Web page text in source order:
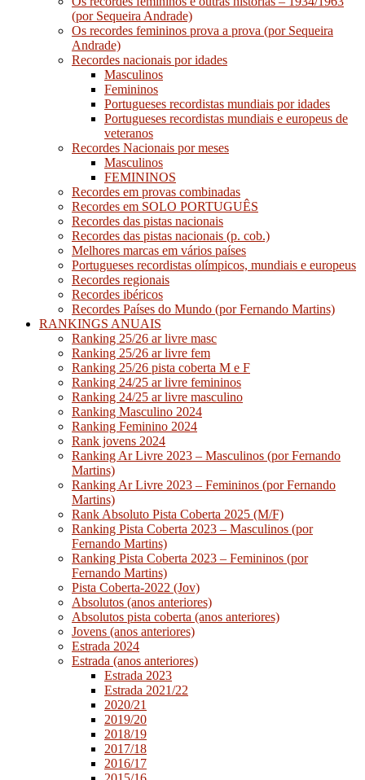
(por Sequeira Andrade)
Os recordes femininos prova a prova (por Sequeira
Andrade)
Recordes nacionais por idades
Masculinos
Femininos
Portugueses recordistas mundiais por idades
Portugueses recordistas mundiais e europeus de
veteranos
Recordes Nacionais por meses
Masculinos
FEMININOS
Recordes em provas combinadas
Recordes em SOLO PORTUGUÊS
Recordes das pistas nacionais
Recordes das pistas nacionais (p. cob.)
Melhores marcas em vários países
Portugueses recordistas olímpicos, mundiais e europeus
Recordes regionais
Recordes ibéricos
Recordes Países do Mundo (por Fernando Martins)
RANKINGS ANUAIS
Ranking 25/26 ar livre masc
Ranking 25/26 ar livre fem
Ranking 25/26 pista coberta M e F
Ranking 24/25 ar livre femininos
Ranking 24/25 ar livre masculino
Ranking Masculino 2024
Ranking Feminino 2024
Rank jovens 2024
Ranking Ar Livre 2023 – Masculinos (por Fernando
Martins)
Ranking Ar Livre 2023 – Femininos (por Fernando
Martins)
Rank Absoluto Pista Coberta 2025 (M/F)
Ranking Pista Coberta 2023 – Masculinos (por
Fernando Martins)
Ranking Pista Coberta 2023 – Femininos (por
Fernando Martins)
Pista Coberta-2022 (Jov)
Absolutos (anos anteriores)
Absolutos pista coberta (anos anteriores)
Jovens (anos anteriores)
Estrada 2024
Estrada (anos anteriores)
Estrada 2023
Estrada 2021/22
2020/21
2019/20
2018/19
2017/18
2016/17